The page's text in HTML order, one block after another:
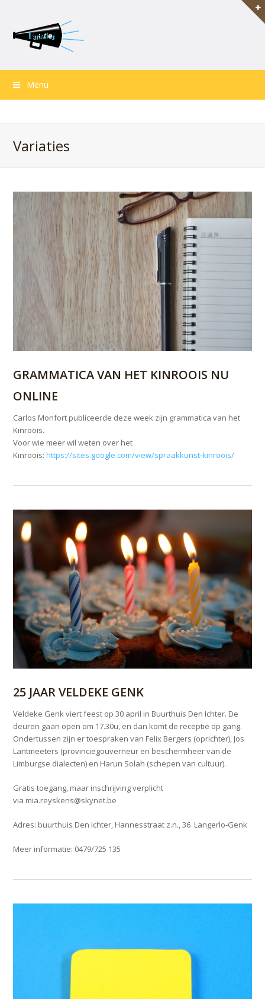
Menu
Variaties
GRAMMATICA VAN HET KINROOIS NU
ONLINE
Carlos Monfort publiceerde deze week zijn grammatica van het
Kinroois.
Voor wie meer wil weten over het
Kinroois:https://sites.google.com/view/spraakkunst-kinroois/
25 JAAR VELDEKE GENK
Veldeke Genk viert feest op 30 april in Buurthuis Den Ichter. De
deuren gaan open om 17.30u, en dan komt de receptie op gang.
Ondertussen zijn er toespraken van Felix Bergers (oprichter), Jos
Lantmeeters (provinciegouverneur en beschermheer van de
Limburgse dialecten) en Harun Solah (schepen van cultuur).
Gratis toegang, maar inschrijving verplicht
via mia.reyskens@skynet.be
Adres: buurthuis Den Ichter, Hannesstraat z.n., 36 Langerlo-Genk
Meer informatie: 0479/725 135